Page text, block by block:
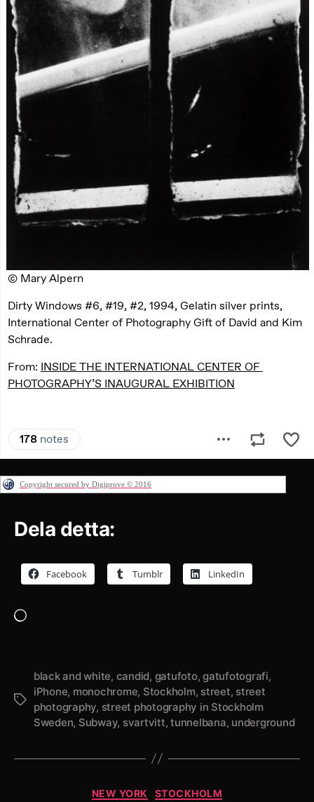
Copyright secured by Digiprove © 2016
Dela detta:
Facebook Tumblr LinkedIn
Etiketter
black and white, candid, gatufoto,gatufotografi,
iPhone, monochrome, Stockholm, street, street
photography, street photography in Stockholm
Sweden, Subway, svartvitt,tunnelbana, underground
Kategorier
NEW YORK STOCKHOLM